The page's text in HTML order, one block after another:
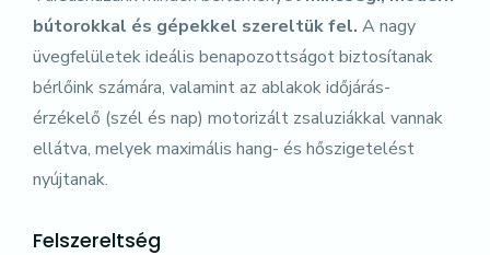
bútorokkal és gépekkel szereltük fel. A nagy
üvegfelületek ideális benapozottságot biztosítanak
bérlőink számára, valamint az ablakok időjárás-
érzékelő (szél és nap) motorizált zsaluziákkal vannak
ellátva, melyek maximális hang- és hőszigetelést
nyújtanak.
Felszereltség